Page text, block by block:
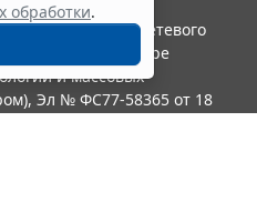
обработки.
в качестве сетевого
по надзору в сфере
и массовых
Эл № ФС77-58365 от 18